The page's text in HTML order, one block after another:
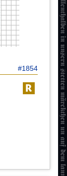
#1854